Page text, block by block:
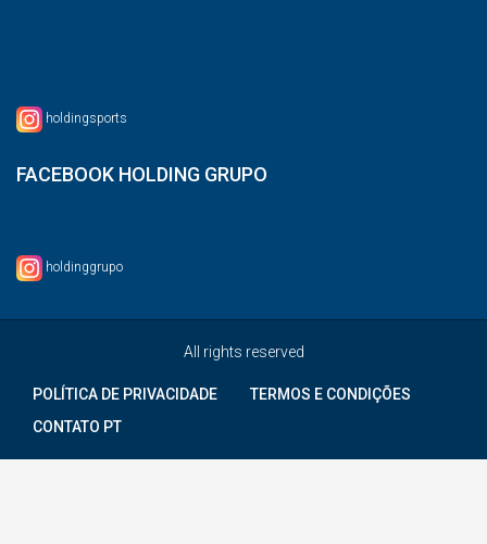
holdingsports
FACEBOOK HOLDING GRUPO
holdinggrupo
All rights reserved
POLÍTICA DE PRIVACIDADE
TERMOS E CONDIÇÕES
CONTATO PT